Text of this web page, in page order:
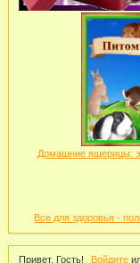
Домашние ящерицы:
Все для здоровья -
Привет, Гость! Войдите